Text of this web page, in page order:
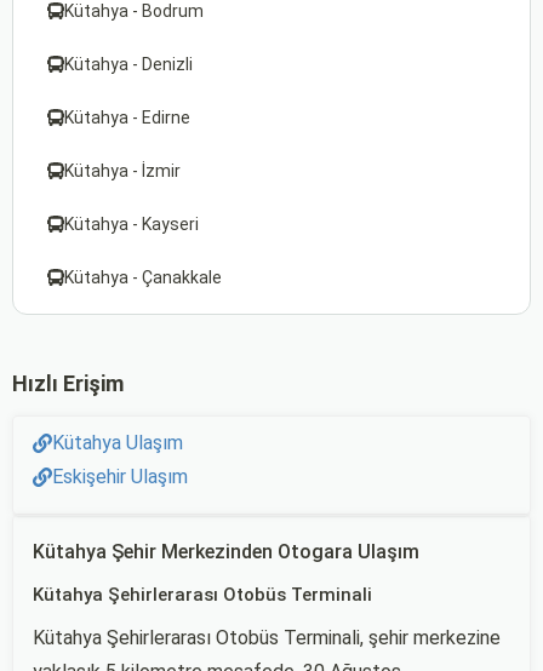
Kütahya - Bodrum
Kütahya - Denizli
Kütahya - Edirne
Kütahya - İzmir
Kütahya - Kayseri
Kütahya - Çanakkale
Hızlı Erişim
Kütahya Ulaşım
Eskişehir Ulaşım
Kütahya Şehir Merkezinden Otogara Ulaşım
Kütahya Şehirlerarası Otobüs Terminali
Kütahya Şehirlerarası Otobüs Terminali, şehir merkezine